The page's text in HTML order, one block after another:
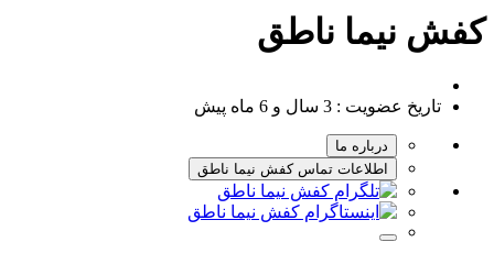
کفش نیما ناطق
تاریخ عضویت : 3 سال و 6 ماه پیش
درباره ما
اطلاعات تماس کفش نیما ناطق